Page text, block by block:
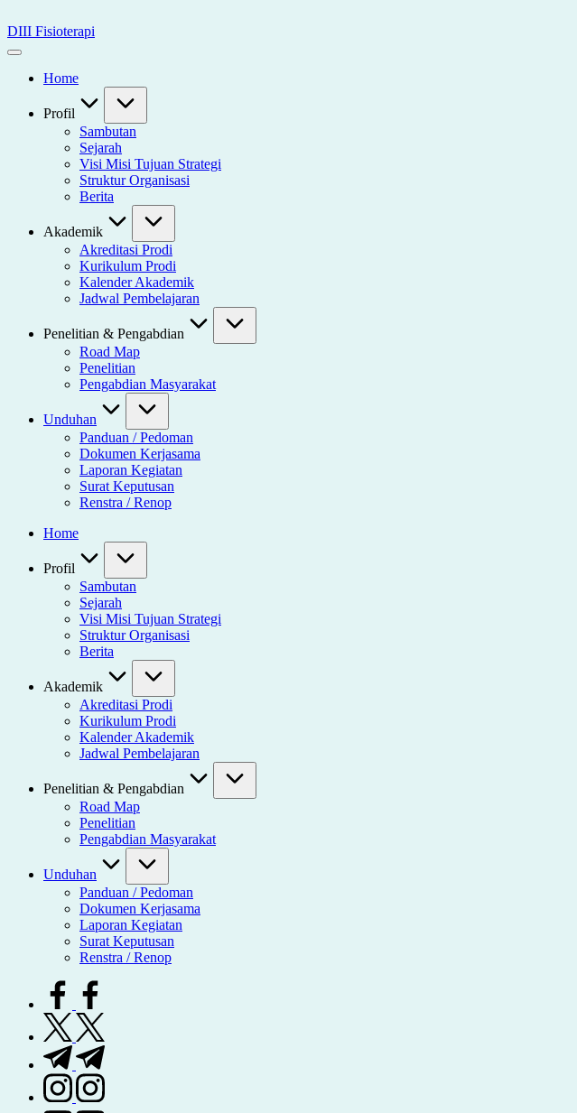
to
content
DIII Fisioterapi
Universitas
HusadaHome
Profil
Sambutan
Sejarah
Visi Misi Tujuan Strategi
Struktur Organisasi
Berita
Akademik
Akreditasi Prodi
Kurikulum Prodi
Kalender Akademik
Jadwal Pembelajaran
Penelitian & Pengabdian
Road Map
Penelitian
Pengabdian Masyarakat
Unduhan
Panduan / Pedoman
Dokumen Kerjasama
Laporan Kegiatan
Surat Keputusan
Renstra / Renop
Home
Profil
Sambutan
Sejarah
Visi Misi Tujuan Strategi
Struktur Organisasi
Berita
Akademik
Akreditasi Prodi
Kurikulum Prodi
Kalender Akademik
Jadwal Pembelajaran
Penelitian & Pengabdian
Road Map
Penelitian
Pengabdian Masyarakat
Unduhan
Panduan / Pedoman
Dokumen Kerjasama
Laporan Kegiatan
Surat Keputusan
Renstra / Renop
facebook.com
twitter.com
t.me
instagram.com